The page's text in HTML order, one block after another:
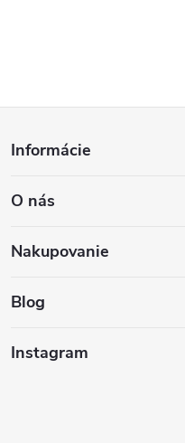
p
ä
Informácie
O nás
Nakupovanie
Blog
Instagram